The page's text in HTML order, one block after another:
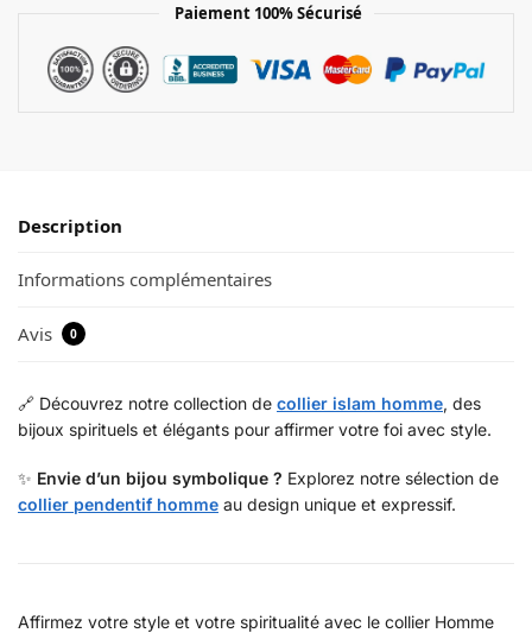
Paiement 100% Sécurisé
Description
Informations complémentaires
Avis 0
🔗 Découvrez notre collection de collier islam homme, des
bijoux spirituels et élégants pour affirmer votre foi avec style.
✨ Envie d’un bijou symbolique ? Explorez notre sélection de
collier pendentif homme au design unique et expressif.
Affirmez votre style et votre spiritualité avec le collier Homme